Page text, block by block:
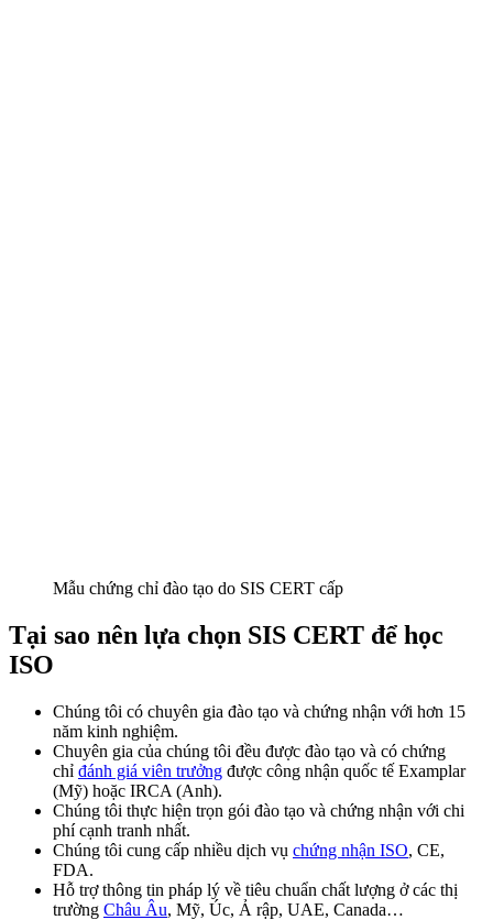
Mẫu chứng chỉ đào tạo do SIS CERT cấp
Tại sao nên lựa chọn SIS CERT để học
ISO
Chúng tôi có chuyên gia đào tạo và chứng nhận với hơn 15
năm kinh nghiệm.
Chuyên gia của chúng tôi đều được đào tạo và có chứng
chỉ đánh giá viên trưởng được công nhận quốc tế Examplar
(Mỹ) hoặc IRCA (Anh).
Chúng tôi thực hiện trọn gói đào tạo và chứng nhận với chi
phí cạnh tranh nhất.
Chúng tôi cung cấp nhiều dịch vụ chứng nhận ISO, CE,
FDA.
Hỗ trợ thông tin pháp lý về tiêu chuẩn chất lượng ở các thị
trường Châu Âu, Mỹ, Úc, Ả rập, UAE, Canada…